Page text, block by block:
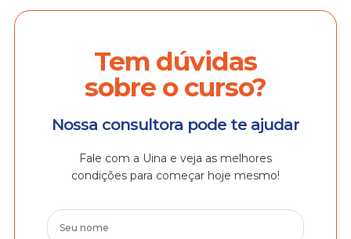
Tem dúvidas
sobre o curso?
Nossa consultora pode te ajudar
Fale com a Uina e veja as melhores
condições para começar hoje mesmo!